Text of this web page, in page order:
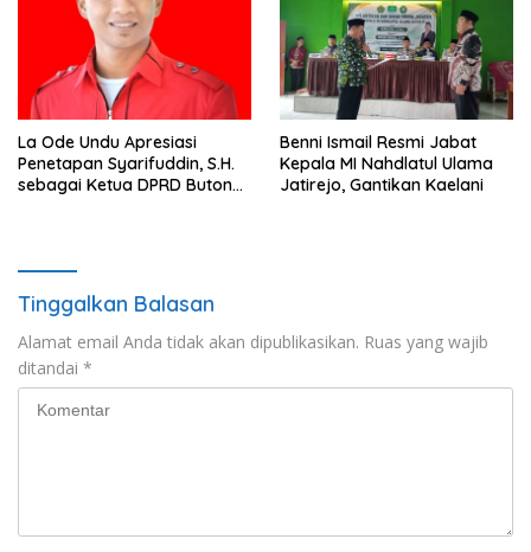
La Ode Undu Apresiasi
Penetapan Syarifuddin, S.H.
sebagai Ketua DPRD Buton
Benni Ismail Resmi Jabat
Kepala MI Nahdlatul Ulama
Jatirejo, Gantikan Kaelani
Tinggalkan Balasan
Alamat email Anda tidak akan dipublikasikan. Ruas yang wajib
ditandai *